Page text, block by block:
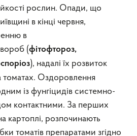
рослин. Опади, що
в кінці червня,
в
(фітофтороз,
), надалі їх розвиток
томатах. Оздоровлення
із фунгіцидів системно-
контактними. За перших
картоплі, розпочинають
томатів препаратами згідно